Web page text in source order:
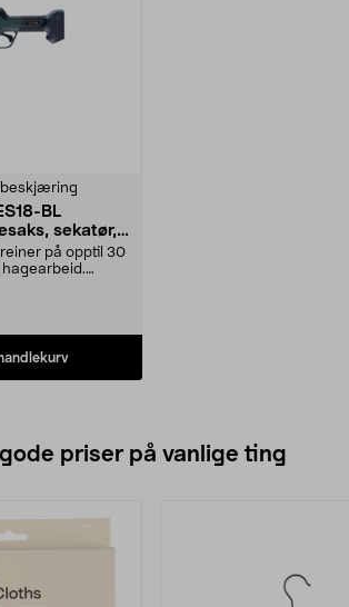
beskjæring
BL
sekatør,
på opptil 30
– raske,
et enkelt trykk på
priser på vanlige ting